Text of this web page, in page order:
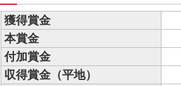
獲得賞金
本賞金
付加賞金
収得賞金（平地）